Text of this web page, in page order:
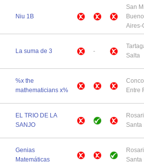
Niu 1B
San
Aires-
La suma de 3 -
Salta
%x the
mathematicians x%
Entre
EL TRIO DE LA
SANJO
Santa
Genias
Matemáticas
Santa